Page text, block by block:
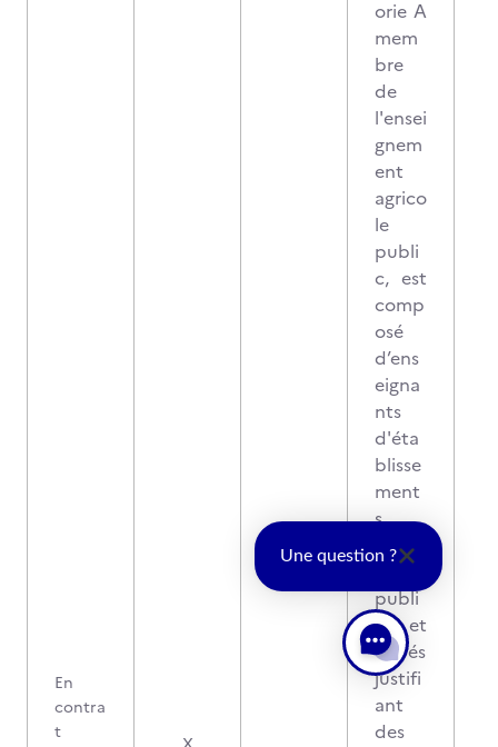
En
contra
t
orie A
mem
bre
de
l'ensei
gnem
ent
agrico
le
publi
c, est
comp
osé
d’ens
eigna
nts
d'éta
blisse
ment
s
agrico
publi
cs et
privés
justifi
ant
des
Une question ?